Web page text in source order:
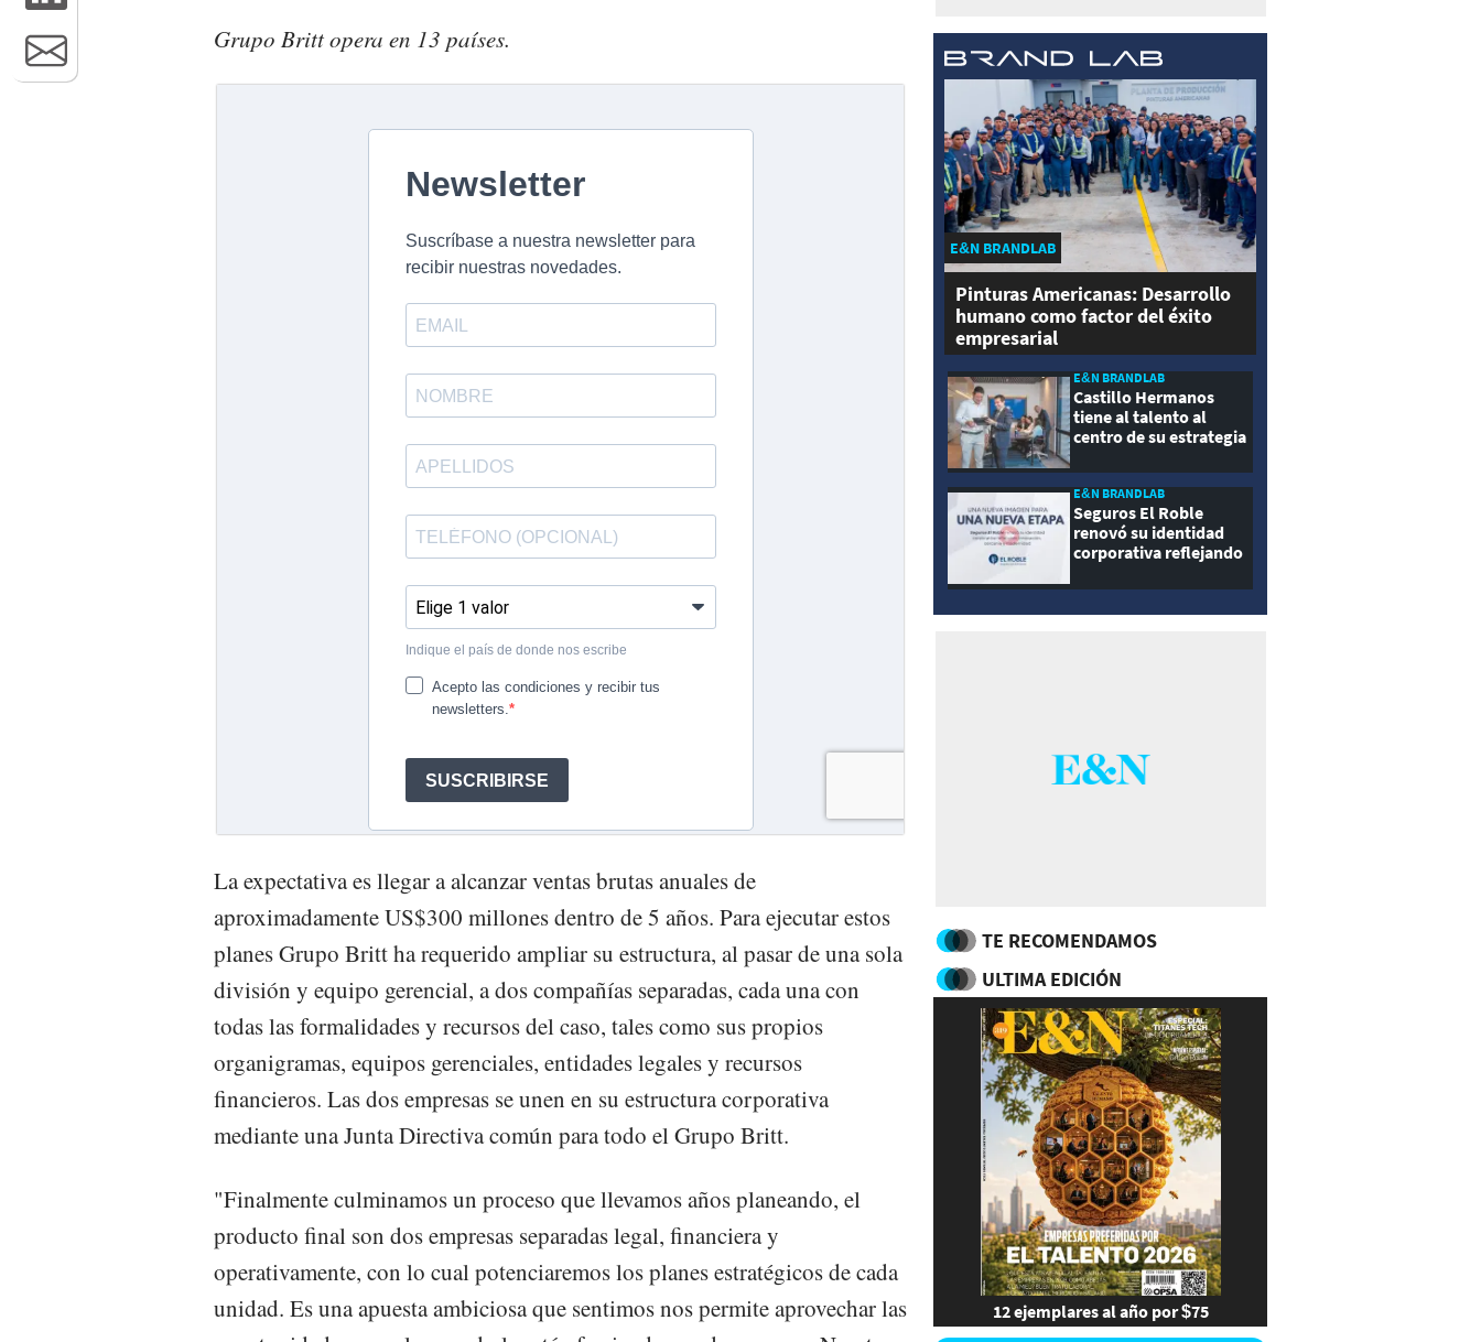
Grupo Britt opera en 13 países.
La expectativa es llegar a alcanzar ventas brutas anuales de
aproximadamente US$300 millones dentro de 5 años. Para ejecutar estos
planes Grupo Britt ha requerido ampliar su estructura, al pasar de una sola
división y equipo gerencial, a dos compañías separadas, cada una con
todas las formalidades y recursos del caso, tales como sus propios
organigramas, equipos gerenciales, entidades legales y recursos
financieros. Las dos empresas se unen en su estructura corporativa
mediante una Junta Directiva común para todo el Grupo Britt.
"Finalmente culminamos un proceso que llevamos años planeando, el
producto final son dos empresas separadas legal, financiera y
operativamente, con lo cual potenciaremos los planes estratégicos de cada
unidad. Es una apuesta ambiciosa que sentimos nos permite aprovechar las
E&N BRANDLAB
Pinturas Americanas: Desarrollo
humano como factor del éxito
empresarial
E&N BRANDLAB
Castillo Hermanos
tiene al talento al
centro de su estrategia
E&N BRANDLAB
Seguros El Roble
renovó su identidad
corporativa reflejando
modernidad
TE RECOMENDAMOS
ULTIMA EDICIÓN
12 ejemplares al año por $75